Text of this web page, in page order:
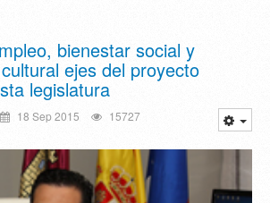
bienestar social y
ejes del proyecto
legislatura
18 Sep 2015 15727